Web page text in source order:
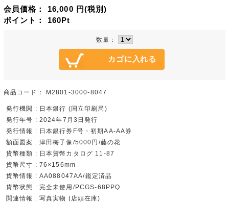
会員価格： 16,000 円(税別)
ポイント： 160Pt
数量：
商品コード： M2801-3000-8047
発行機関 : 日本銀行 (国立印刷局)
発行年号 : 2024年7月3日発行
発行情報 : 日本銀行券F号・初期AA-AA券
額面図案 : 津田梅子像/5000円/藤の花
貨幣種類 : 日本貨幣カタログ 11-87
貨幣尺寸 : 76×156mm
貨幣情報 : AA088047AA/鑑定済品
貨幣状態 : 完全未使用/PCGS-68PPQ
関連情報 : 写真実物 (店頭在庫)